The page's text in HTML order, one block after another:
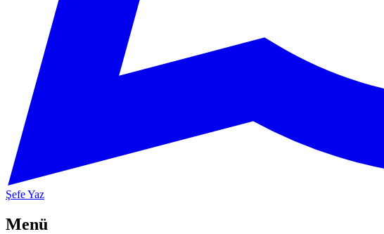
Şefe Yaz
Menü